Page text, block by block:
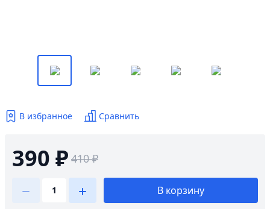
В избранное Сравнить
390 ₽ 410 ₽
В корзину